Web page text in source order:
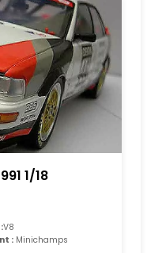
1/18
V8
: Minichamps